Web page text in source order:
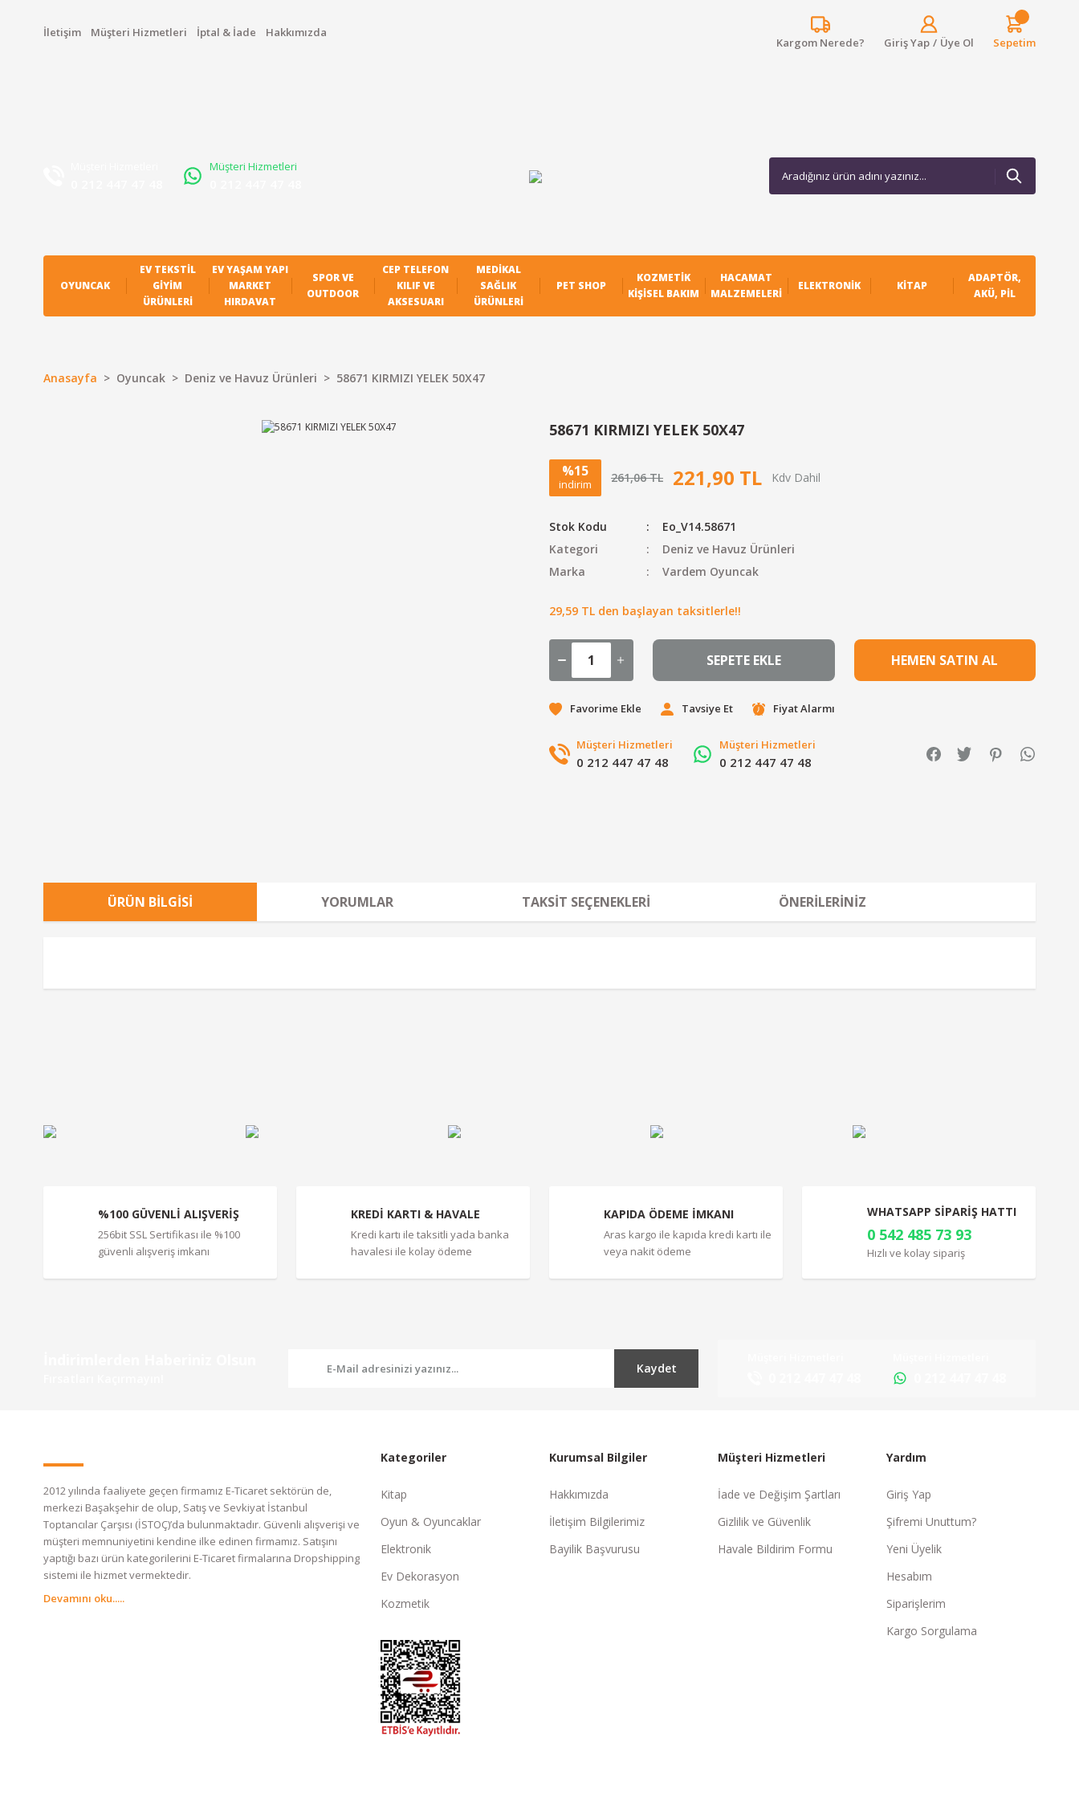
İletişim Müşteri Hizmetleri İptal & İade Hakkımızda
Kargom Nerede? Giriş Yap / Üye Ol Sepetim
Müşteri Hizmetleri
OYUNCAK
EV TEKSTIL
GIYIM
ÜRÜNLERI
EV YAŞAM YAPI
MARKET
HIRDAVAT
SPOR VE
OUTDOOR
CEP TELEFON
KILIF VE
AKSESUARI
MEDIKAL
SAĞLIK
ÜRÜNLERI
PET SHOP
KOZMETIK
KIŞISEL BAKIM
HACAMAT
MALZEMELERI
ELEKTRONIK KITAP
ADAPTÖR,
AKÜ, PIL
Anasayfa Oyuncak Deniz ve Havuz Ürünleri 58671 KIRMIZI YELEK 50X47
58671 KIRMIZI YELEK 50X47
%15
indirim 261,06 TL 221,90 TL
Stok Kodu
Eo_V14.58671
Kategori
Deniz ve Havuz Ürünleri
Marka
Vardem Oyuncak
29,59 TL den başlayan taksitlerle!!
SEPETE EKLE HEMEN SATIN AL
Tavsiye Et Fiyat Alarmı
Müşteri Hizmetleri
0 212 447 47 48
Müşteri Hizmetleri
0 212 447 47 48
ÜRÜN BILGISI YORUMLAR TAKSIT SEÇENEKLERI ÖNERILERINIZ
Ürün bilgilerinde hatalar bulunuyor.
Gönder
%100 GÜVENLİ ALIŞVERİŞ
256bit SSL Sertifikası ile %100
güvenli alışveriş imkanı
KREDİ KARTI & HAVALE
Kredi kartı ile taksitli yada banka
havalesi ile kolay ödeme
KAPIDA ÖDEME İMKANI
Aras kargo ile kapıda kredi kartı ile
veya nakit ödeme
WHATSAPP SİPARİŞ HATTI
0 542 485 73 93
Hızlı ve kolay sipariş
Kaydet
2012 yılında faaliyete geçen firmamız E-Ticaret sektörün de,
merkezi Başakşehir de olup, Satış ve Sevkiyat İstanbul
Toptancılar Çarşısı (İSTOÇ)’da bulunmaktadır. Güvenli alışverişi ve
müşteri memnuniyetini kendine ilke edinen firmamız. Satışını
yaptığı bazı ürün kategorilerini E-Ticaret firmalarına Dropshipping
sistemi ile hizmet vermektedir.
Devamını oku.....
Kategoriler
Kitap
Oyun & Oyuncaklar
Elektronik
Ev Dekorasyon
Kozmetik
Kurumsal Bilgiler
Hakkımızda
İletişim Bilgilerimiz
Bayilik Başvurusu
Müşteri Hizmetleri
İade ve Değişim Şartları
Gizlilik ve Güvenlik
Havale Bildirim Formu
Yardım
Giriş Yap
Şifremi Unuttum?
Yeni Üyelik
Hesabım
Siparişlerim
Kargo Sorgulama